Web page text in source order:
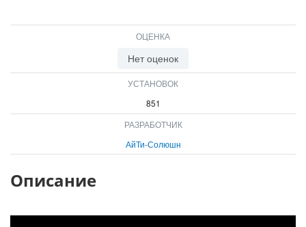
ВХОД
ОЦЕНКА
Нет оценок
УСТАНОВОК
851
РАЗРАБОТЧИК
АйТи-Солюшн
Описание